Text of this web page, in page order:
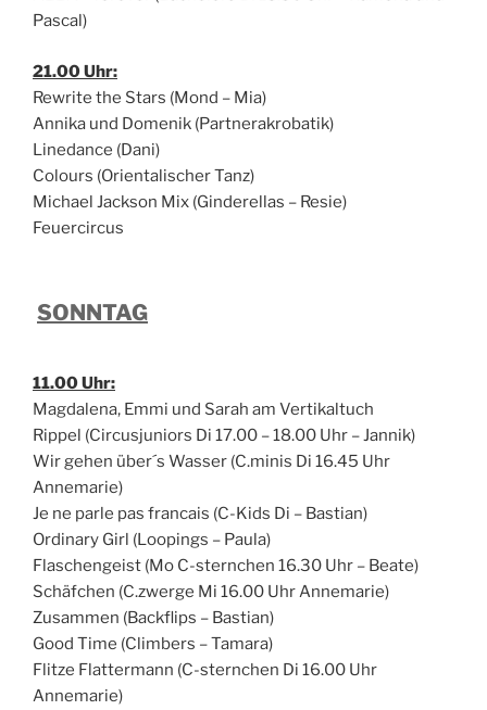
Pascal)
21.00 Uhr:
Rewrite the Stars (Mond – Mia)
Annika und Domenik (Partnerakrobatik)
Linedance (Dani)
Colours (Orientalischer Tanz)
Michael Jackson Mix (Ginderellas – Resie)
Feuercircus
SONNTAG
11.00 Uhr:
Magdalena, Emmi und Sarah am Vertikaltuch
Rippel (Circusjuniors Di 17.00 – 18.00 Uhr – Jannik)
Wir gehen über´s Wasser (C.minis Di 16.45 Uhr
Annemarie)
Je ne parle pas francais (C-Kids Di – Bastian)
Ordinary Girl (Loopings – Paula)
Flaschengeist (Mo C-sternchen 16.30 Uhr – Beate)
Schäfchen (C.zwerge Mi 16.00 Uhr Annemarie)
Zusammen (Backflips – Bastian)
Good Time (Climbers – Tamara)
Flitze Flattermann (C-sternchen Di 16.00 Uhr
Annemarie)